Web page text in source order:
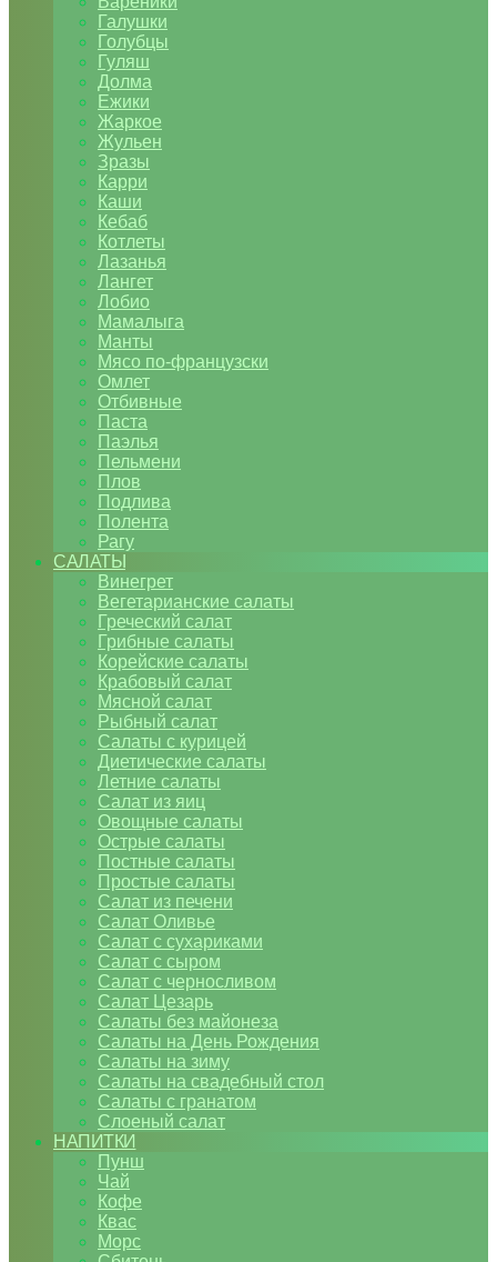
Галушки
Голубцы
Гуляш
Долма
Ежики
Жаркое
Жульен
Зразы
Карри
Каши
Кебаб
Котлеты
Лазанья
Лангет
Лобио
Мамалыга
Манты
Мясо по-французски
Омлет
Отбивные
Паста
Паэлья
Пельмени
Плов
Подлива
Полента
Рагу
САЛАТЫ
Винегрет
Вегетарианские салаты
Греческий салат
Грибные салаты
Корейские салаты
Крабовый салат
Мясной салат
Рыбный салат
Салаты с курицей
Диетические салаты
Летние салаты
Салат из яиц
Овощные салаты
Острые салаты
Постные салаты
Простые салаты
Салат из печени
Салат Оливье
Салат с сухариками
Салат с сыром
Салат с черносливом
Салат Цезарь
Салаты без майонеза
Салаты на День Рождения
Салаты на зиму
Салаты на свадебный стол
Салаты с гранатом
Слоеный салат
НАПИТКИ
Пунш
Чай
Кофе
Квас
Морс